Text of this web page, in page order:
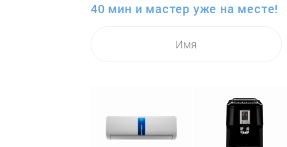
40 мин и мастер уже на месте!